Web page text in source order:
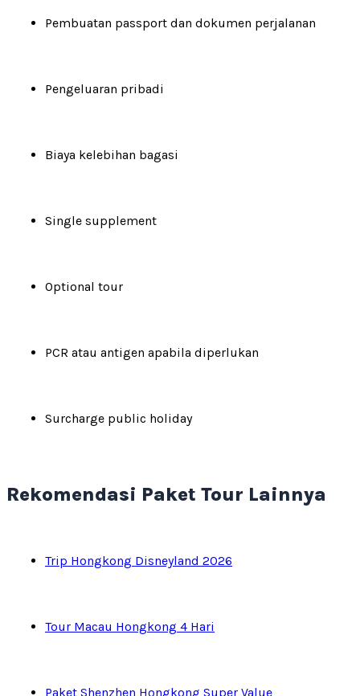
Pembuatan passport dan dokumen perjalanan
Pengeluaran pribadi
Biaya kelebihan bagasi
Single supplement
Optional tour
PCR atau antigen apabila diperlukan
Surcharge public holiday
Rekomendasi Paket Tour Lainnya
Trip Hongkong Disneyland 2026
Tour Macau Hongkong 4 Hari
Paket Shenzhen Hongkong Super Value